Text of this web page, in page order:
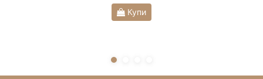
Купи